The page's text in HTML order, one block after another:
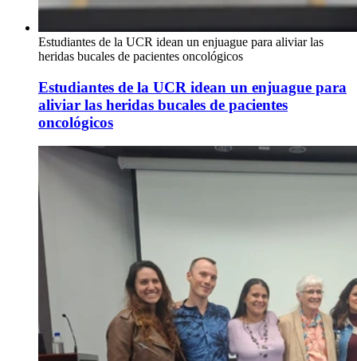
Estudiantes de la UCR idean un enjuague para aliviar las
heridas bucales de pacientes oncológicos
Estudiantes de la UCR idean un enjuague para
aliviar las heridas bucales de pacientes
oncológicos